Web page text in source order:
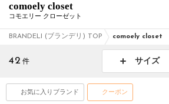
comoely closet
コモエリー クローゼット
BRANDELI (ブランデリ) TOP comoely closet
42 件 サイズ
お気に入りブランド クーポン